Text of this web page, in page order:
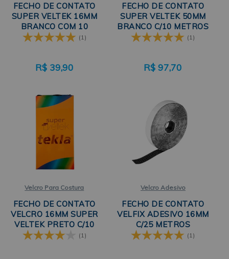
FECHO DE CONTATO
SUPER VELTEK 16MM
BRANCO COM 10
METROS
(1)
R$ 39,90
FECHO DE CONTATO
SUPER VELTEK 50MM
BRANCO C/10 METROS
TEKLA
(1)
R$ 97,70
Velcro Para Costura
FECHO DE CONTATO
VELCRO 16MM SUPER
VELTEK PRETO C/10
METROS TEKLA
(1)
Velcro Adesivo
FECHO DE CONTATO
VELFIX ADESIVO 16MM
C/25 METROS
NEOPRENE (1)